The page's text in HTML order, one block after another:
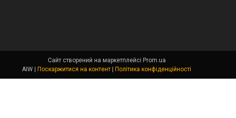
Сайт створений на маркетплейсі Prom.ua
Поскаржитися на контент Політика конфіденційності